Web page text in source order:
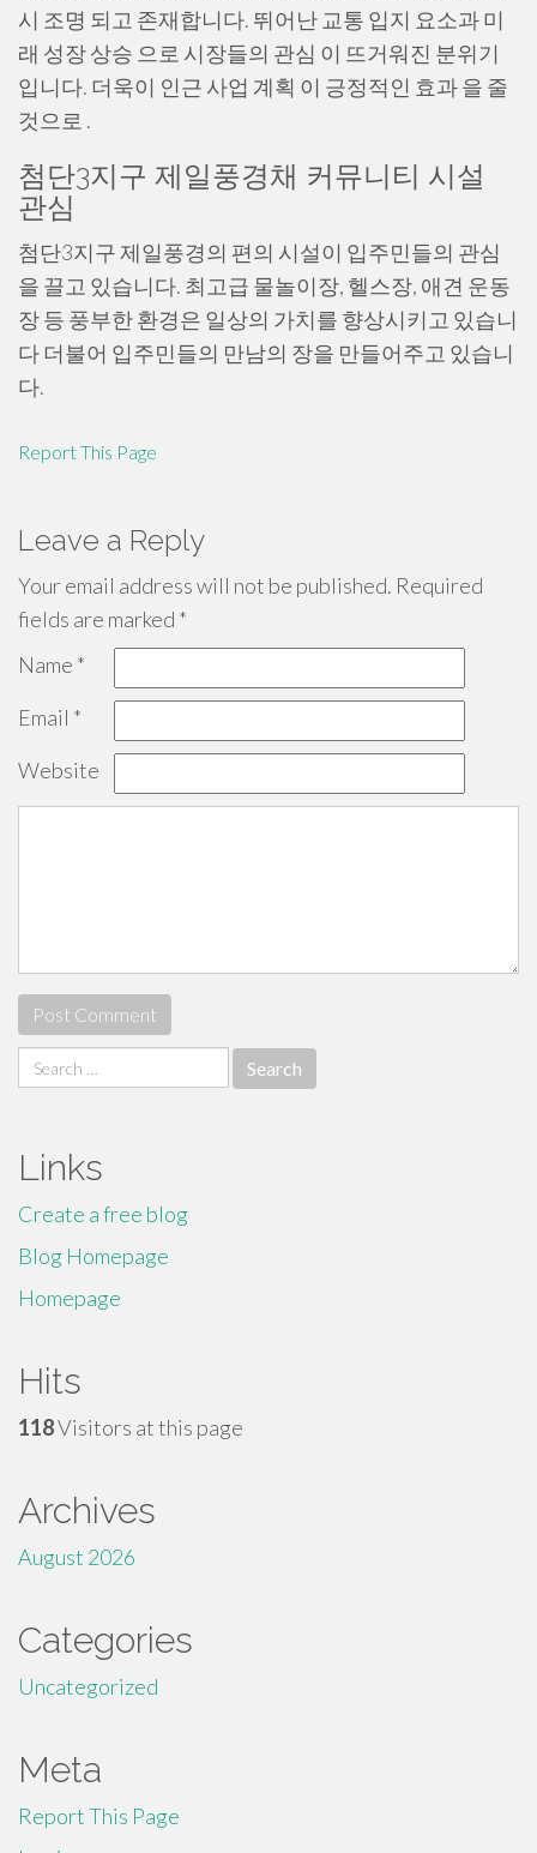
시 조명 되고 존재합니다. 뛰어난 교통 입지 요소과 미
래 성장 상승 으로 시장들의 관심 이 뜨거워진 분위기
입니다. 더욱이 인근 사업 계획 이 긍정적인 효과 을 줄
것으로 .
첨단3지구 제일풍경채 커뮤니티 시설
관심
첨단3지구 제일풍경의 편의 시설이 입주민들의 관심
을 끌고 있습니다. 최고급 물놀이장, 헬스장, 애견 운동
장 등 풍부한 환경은 일상의 가치를 향상시키고 있습니
다 더불어 입주민들의 만남의 장을 만들어주고 있습니
다.
Report This Page
Leave a Reply
Your email address will not be published. Required
fields are marked *
Name *
Email *
Website
Search
for:
Links
Create a free blog
Blog Homepage
Homepage
Hits
118Visitors at this page
Archives
August 2026
Categories
Uncategorized
Meta
Report This Page